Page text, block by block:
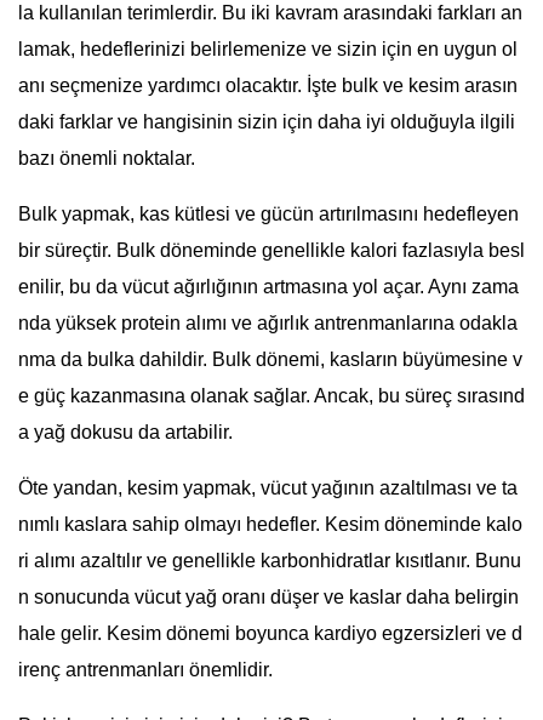
la kullanılan terimlerdir. Bu iki kavram arasındaki farkları an
lamak, hedeflerinizi belirlemenize ve sizin için en uygun ol
anı seçmenize yardımcı olacaktır. İşte bulk ve kesim arasın
daki farklar ve hangisinin sizin için daha iyi olduğuyla ilgili
bazı önemli noktalar.
Bulk yapmak, kas kütlesi ve gücün artırılmasını hedefleyen
bir süreçtir. Bulk döneminde genellikle kalori fazlasıyla besl
enilir, bu da vücut ağırlığının artmasına yol açar. Aynı zama
nda yüksek protein alımı ve ağırlık antrenmanlarına odakla
nma da bulka dahildir. Bulk dönemi, kasların büyümesine v
e güç kazanmasına olanak sağlar. Ancak, bu süreç sırasınd
a yağ dokusu da artabilir.
Öte yandan, kesim yapmak, vücut yağının azaltılması ve ta
nımlı kaslara sahip olmayı hedefler. Kesim döneminde kalo
ri alımı azaltılır ve genellikle karbonhidratlar kısıtlanır. Bunu
n sonucunda vücut yağ oranı düşer ve kaslar daha belirgin
hale gelir. Kesim dönemi boyunca kardiyo egzersizleri ve d
irenç antrenmanları önemlidir.